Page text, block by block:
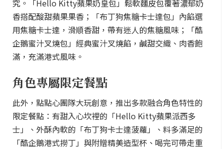
究。「Hello Kitty蘋果奶皇包」鬆軟麵皮包覆著濃郁奶
香搭配酸甜蘋果果香；「布丁狗焦糖卡士達包」內餡選
用焦糖卡士達，滑順香甜，帶有迷人的焦糖風味；「酷
企鵝蜜汁叉燒包」經典蜜汁叉燒餡，鹹甜交織、肉香飽
滿，充滿港式風味。
角色專屬限定餐點
此外，點點心團隊大玩創意，推出多款融合角色特性的
限定餐點：有甜入心坎裡的「Hello Kitty蘋果派西多
士」、外酥內軟的「布丁狗卡士達菠蘿」、料多滿足的
「酷企鵝港式撈丁」與附贈精美造型杯、喝完可帶走重